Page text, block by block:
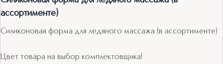
ассортименте)
Силиконовая форма для ледяного массажа (в ассортименте)
Цвет товара на выбор комплектовщика!